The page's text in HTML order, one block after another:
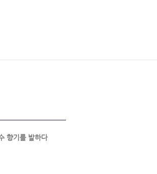
향기를 발하다